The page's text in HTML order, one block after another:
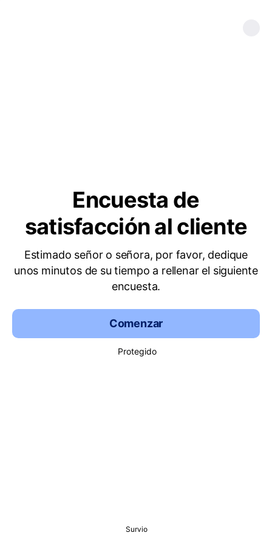
Encuesta de
satisfacción al cliente
Estimado señor o señora, por favor, dedique
unos minutos de su tiempo a rellenar el siguiente
encuesta.
Comenzar
Protegido
Survio